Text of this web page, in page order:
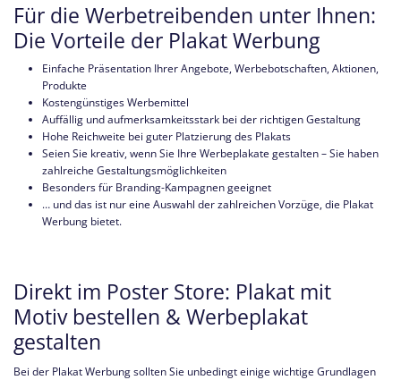
Für die Werbetreibenden unter Ihnen:
Die Vorteile der Plakat Werbung
Einfache Präsentation Ihrer Angebote, Werbebotschaften, Aktionen,
Produkte
Kostengünstiges Werbemittel
Auffällig und aufmerksamkeitsstark bei der richtigen Gestaltung
Hohe Reichweite bei guter Platzierung des Plakats
Seien Sie kreativ, wenn Sie Ihre Werbeplakate gestalten – Sie haben
zahlreiche Gestaltungsmöglichkeiten
Besonders für Branding-Kampagnen geeignet
… und das ist nur eine Auswahl der zahlreichen Vorzüge, die Plakat
Werbung bietet.
Direkt im Poster Store: Plakat mit
Motiv bestellen & Werbeplakat
gestalten
Bei der Plakat Werbung sollten Sie unbedingt einige wichtige Grundlagen